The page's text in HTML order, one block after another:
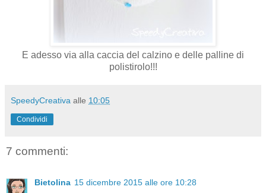
E adesso via alla caccia del calzino e delle palline di
polistirolo!!!
SpeedyCreativa alle 10:05
Condividi
7 commenti:
Bietolina 15 dicembre 2015 alle ore 10:28